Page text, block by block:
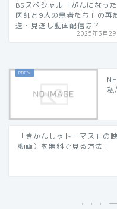
BSスペシャル「がんになった
医師と9人の患者たち」の再
送・見逃し動画配信は？
2025年3月29
私
「きかんしゃトーマス」の
動画）を無料で見る方法！